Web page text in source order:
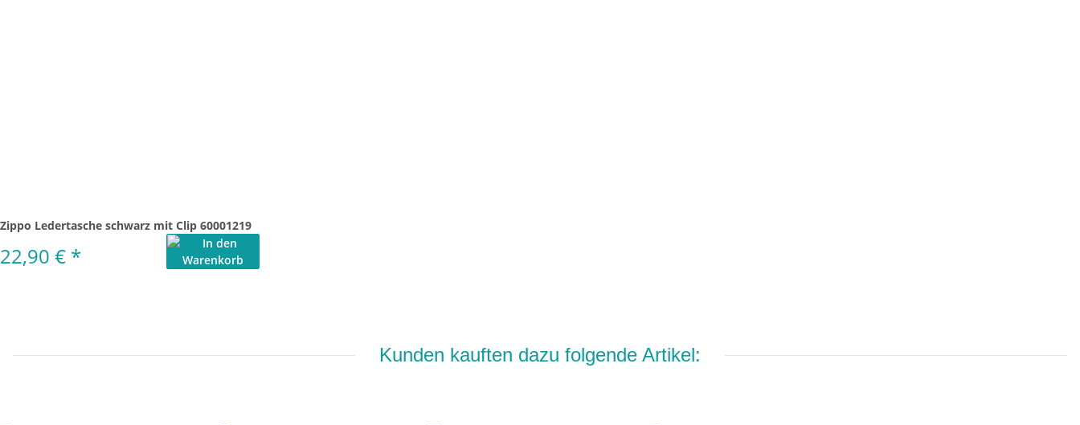
Zippo Ledertasche schwarz mit Clip 60001219
22,90 € *
Kunden kauften dazu folgende Artikel: